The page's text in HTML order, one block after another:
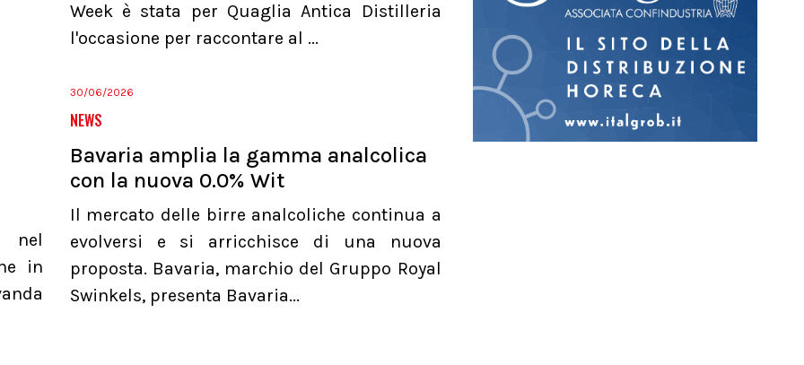
Week è stata per Quaglia Antica Distilleria
l'occasione per raccontare al ...
nel
in
30/06/2026
NEWS
Bavaria amplia la gamma analcolica
con la nuova 0.0% Wit
Il mercato delle birre analcoliche continua a
evolversi e si arricchisce di una nuova
proposta. Bavaria, marchio del Gruppo Royal
Swinkels, presenta Bavaria...